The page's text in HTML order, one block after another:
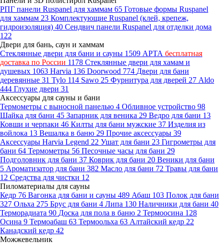
РПГ панели Ruspanel для хаммам 65 Готовые формы Ruspanel
для хаммам 23 Комплектующие Ruspanel (клей, крепеж,
гидроизоляция) 40 Сендвич панели Ruspanel для отделки дома
122
Двери для бань, саун и хаммам
Стеклянные двери для бани и сауны 1509 АРТА бесплатная
доставка по России 1178 Стеклянные двери для хамам и
душевых 1063 Harvia 136 Doorwood 774 Двери для бани
деревянные 31 Tylo 114 Sawo 25 Фурнитура для дверей 27 Aldo
444 Глухие двери 31
Аксессуары для сауны и бани
Термометры с выносной панелью 4 Обливное устройство 98
Шайка для бани 45 Запарник для веника 29 Ведро для бани 13
Ковши и черпаки 46 Килты для бани мужские 37 Изделия из
войлока 13 Вешалка в баню 29 Прочие аксессуары 39
Аксессуары Harvia Legend 22 Ушат для бани 23 Гигрометры для
бани 64 Термометры 56 Песочные часы для бани 29
Подголовник для бани 37 Коврик для бани 20 Веники для бани
5 Ароматизатор для бани 382 Масло для бани 72 Травы для бани
12 Средства для чистки 12
Пиломатериалы для сауны
Кедр 76 Вагонка для бани и сауны 489 Абаш 103 Полок для бани
327 Ольха 275 Брус для бани 4 Липа 130 Наличники для бани 40
Терморадиата 90 Доска для пола в баню 2 Термоосина 128
Осина 9 Термоабаш 63 Термоольха 63 Алтайский кедр 22
Канадский кедр 42
Можжевельник